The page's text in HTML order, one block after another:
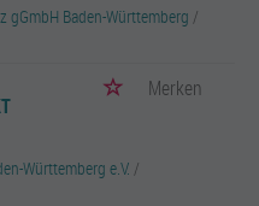
gGmbH Baden-Württemberg /
Merken
Württemberg e.V. /